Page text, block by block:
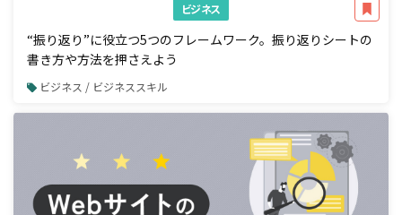
ビジネス
“振り返り”に役立つ5つのフレームワーク。振り返りシートの
書き方や方法を押さえよう
ビジネス / ビジネススキル